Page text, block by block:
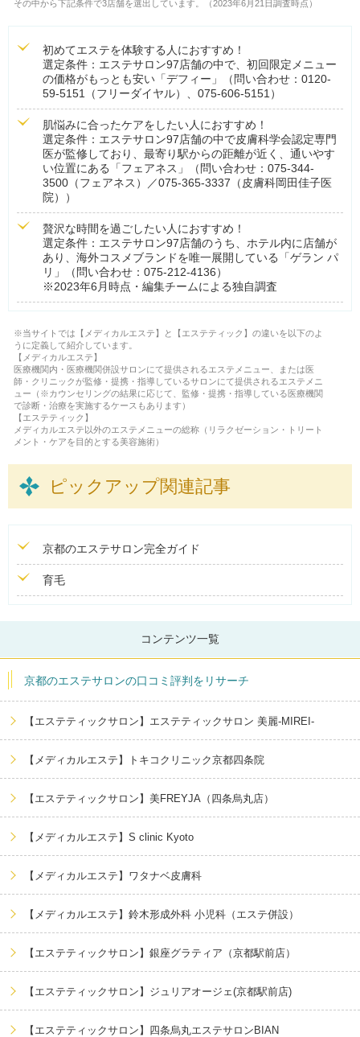
その中から下記条件で3店舗を選出しています。（2023年6月21日調査時点）
初めてエステを体験する人におすすめ！
選定条件：エステサロン97店舗の中で、初回限定メニュー
の価格がもっとも安い「デフィー」（問い合わせ：0120-
59-5151（フリーダイヤル）、075-606-5151）
肌悩みに合ったケアをしたい人におすすめ！
選定条件：エステサロン97店舗の中で皮膚科学会認定専門
医が監修しており、最寄り駅からの距離が近く、通いやす
い位置にある「フェアネス」（問い合わせ：075-344-
3500（フェアネス）／075-365-3337（皮膚科岡田佳子医
院））
贅沢な時間を過ごしたい人におすすめ！
選定条件：エステサロン97店舗のうち、ホテル内に店舗が
あり、海外コスメブランドを唯一展開している「ゲラン パ
リ」（問い合わせ：075-212-4136）
※2023年6月時点・編集チームによる独自調査
※当サイトでは【メディカルエステ】と【エステティック】の違いを以下のよ
うに定義して紹介しています。
【メディカルエステ】
医療機関内・医療機関併設サロンにて提供されるエステメニュー、または医
師・クリニックが監修・提携・指導しているサロンにて提供されるエステメニ
ュー（※カウンセリングの結果に応じて、監修・提携・指導している医療機関
で診断・治療を実施するケースもあります）
【エステティック】
メディカルエステ以外のエステメニューの総称（リラクゼーション・トリート
メント・ケアを目的とする美容施術）
ピックアップ関連記事
京都のエステサロン完全ガイド
育毛
コンテンツ一覧
京都のエステサロンの口コミ評判をリサーチ
【エステティックサロン】エステティックサロン 美麗-MIREI-
【メディカルエステ】トキコクリニック京都四条院
【エステティックサロン】美FREYJA（四条烏丸店）
【メディカルエステ】S clinic Kyoto
【メディカルエステ】ワタナベ皮膚科
【メディカルエステ】鈴木形成外科 小児科（エステ併設）
【エステティックサロン】銀座グラティア（京都駅前店）
【エステティックサロン】ジュリアオージェ(京都駅前店)
【エステティックサロン】四条烏丸エステサロンBIAN